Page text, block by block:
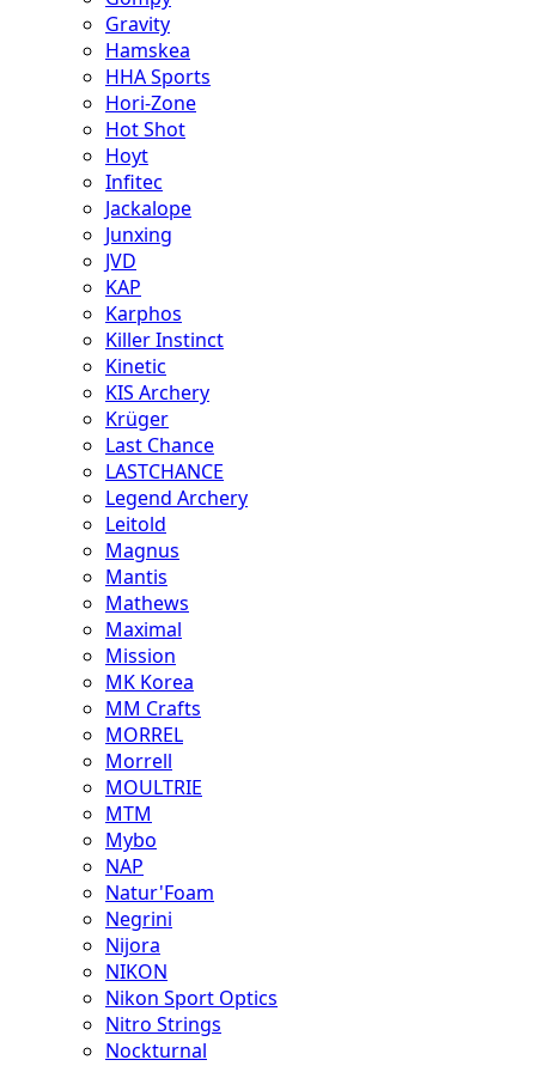
Gravity
Hamskea
HHA Sports
Hori-Zone
Hot Shot
Hoyt
Infitec
Jackalope
Junxing
JVD
KAP
Karphos
Killer Instinct
Kinetic
KIS Archery
Krüger
Last Chance
LASTCHANCE
Legend Archery
Leitold
Magnus
Mantis
Mathews
Maximal
Mission
MK Korea
MM Crafts
MORREL
Morrell
MOULTRIE
MTM
Mybo
NAP
Natur'Foam
Negrini
Nijora
NIKON
Nikon Sport Optics
Nitro Strings
Nockturnal